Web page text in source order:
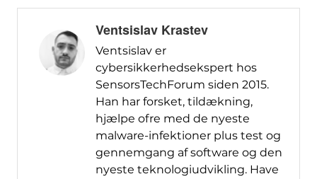
Ventsislav Krastev
Ventsislav er
cybersikkerhedsekspert hos
SensorsTechForum siden 2015.
Han har forsket, tildækning,
hjælpe ofre med de nyeste
malware-infektioner plus test og
gennemgang af software og den
nyeste teknologiudvikling. Have